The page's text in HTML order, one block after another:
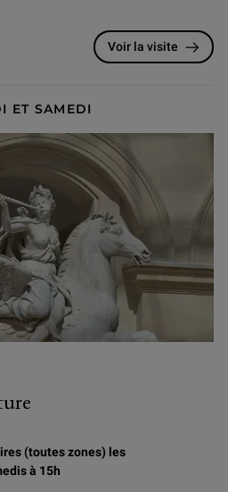
Voir la visite
ET SAMEDI
(toutes zones) les
à 15h